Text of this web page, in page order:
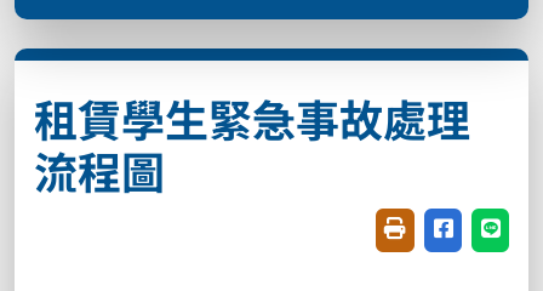
租賃學生緊急事故處理
流程圖
友善列印(開新視
分享至臉書
分享